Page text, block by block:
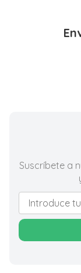
Suscríbete a